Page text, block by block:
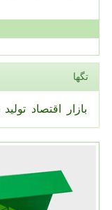
تگها
بازار اقتصاد تولید